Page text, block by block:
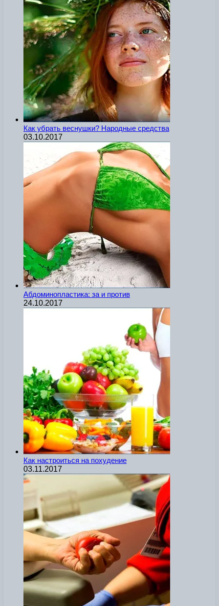
Как убрать веснушки? Народные средства
03.10.2017
Абдоминопластика: за и против
24.10.2017
Как настроиться на похудение
03.11.2017